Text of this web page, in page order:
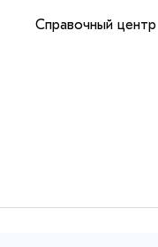
Справочный центр